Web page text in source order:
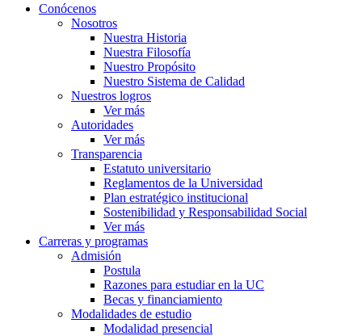
search
Menu
Conócenos
Nosotros
Nuestra Historia
Nuestra Filosofía
Nuestro Propósito
Nuestro Sistema de Calidad
Nuestros logros
Ver más
Autoridades
Ver más
Transparencia
Estatuto universitario
Reglamentos de la Universidad
Plan estratégico institucional
Sostenibilidad y Responsabilidad Social
Ver más
Carreras y programas
Admisión
Postula
Razones para estudiar en la UC
Becas y financiamiento
Modalidades de estudio
Modalidad presencial